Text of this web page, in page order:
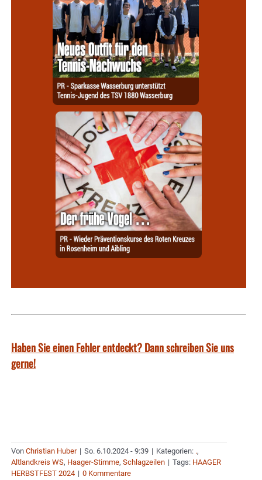
Haben Sie einen Fehler entdeckt? Dann schreiben Sie uns
gerne!
Von Christian Huber | So. 6.10.2024 - 9:39 | Kategorien: .,
Altlandkreis WS, Haager-Stimme, Schlagzeilen | Tags: HAAGER
HERBSTFEST 2024 | 0 Kommentare